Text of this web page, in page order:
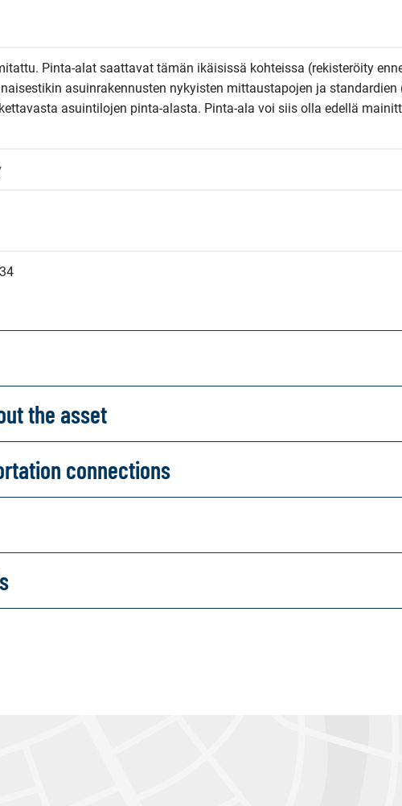
Pinta-alat saattavat tämän ikäisissä kohteissa (rekisteröity
asuinrakennusten nykyisten mittaustapojen ja standardien
asuintilojen pinta-alasta. Pinta-ala voi siis olla edellä
the asset
connections